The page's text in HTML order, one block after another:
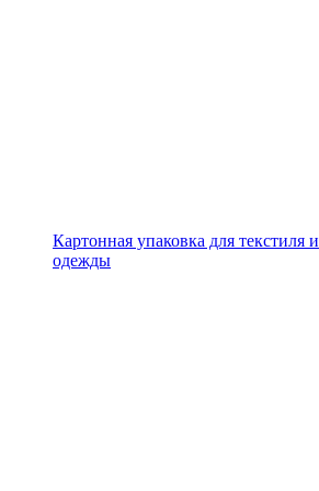
Картонная упаковка для текстиля и
одежды